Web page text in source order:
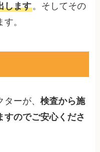
します。そしてその
。
ターが、検査から施
すのでご安心くださ